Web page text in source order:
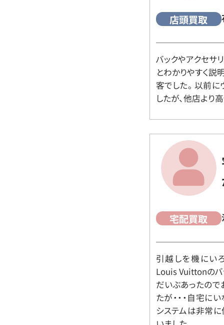
店頭買取
バックやアクセサ
とわかりやすく説
客でした。 以前
したが、他店より
宅配買取
引越しを機にい
Louis Vuittonのバ
だいぶあったので
たが・・・自宅に
システムは非常に